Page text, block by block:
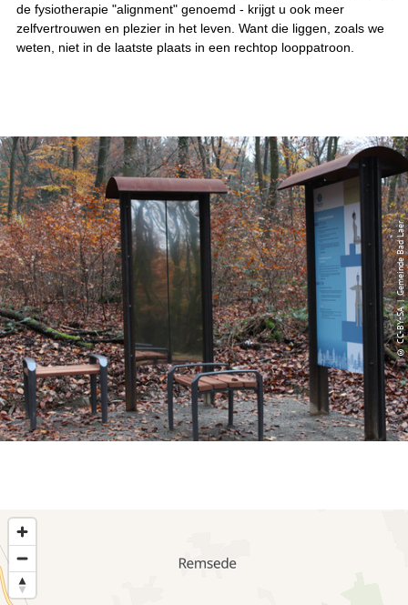
de fysiotherapie "alignment" genoemd - krijgt u ook meer
zelfvertrouwen en plezier in het leven. Want die liggen, zoals we
weten, niet in de laatste plaats in een rechtop looppatroon.
© CC-BY-SA | Gemeinde Bad Laer